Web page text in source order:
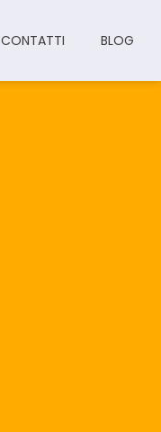
CONTATTI BLOG